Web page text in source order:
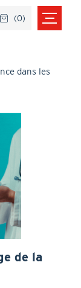
dans les
de la
(0)